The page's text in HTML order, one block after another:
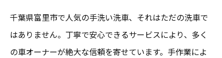
千葉県富里市で人気の手洗い洗車、それはただの洗車で
はありません。丁寧で安心できるサービスにより、多く
の車オーナーが絶大な信頼を寄せています。手作業によ